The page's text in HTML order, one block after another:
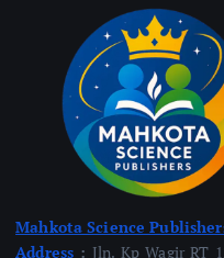
Mahkota Science
Address : Jln. Kp Wagir RT